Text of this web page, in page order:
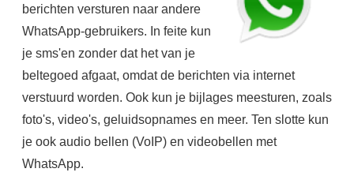
berichten versturen naar andere
WhatsApp-gebruikers. In feite kun
je sms'en zonder dat het van je
beltegoed afgaat, omdat de berichten via internet
verstuurd worden. Ook kun je bijlages meesturen, zoals
foto's, video's, geluidsopnames en meer. Ten slotte kun
je ook audio bellen (VoIP) en videobellen met
WhatsApp.